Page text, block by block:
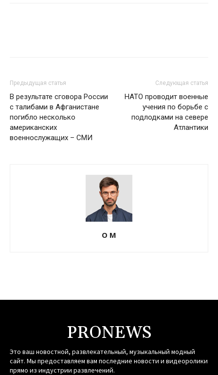
Предыдущая статья
В результате сговора России
с талибами в Афганистане
погибло несколько
американских
военнослужащих – СМИ
Следующая статья
НАТО проводит военные
учения по борьбе с
подлодками на севере
Атлантики
О М
PRONEWS
Это ваш новостной, развлекательный, музыкальный модный
сайт. Мы предоставляем вам последние новости и видеоролики
прямо из индустрии развлечений.